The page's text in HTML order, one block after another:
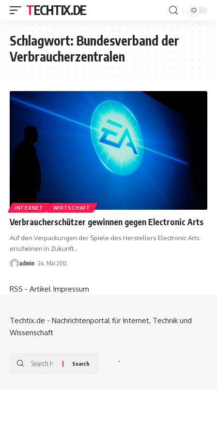
TECHTIX.DE
Schlagwort:Bundesverband der
Verbraucherzentralen
INTERNET WIRTSCHAFT
Verbraucherschützer gewinnen gegen Electronic Arts
Auf den Verpackungen der Spiele des Herstellers Electronic Arts
erscheinen in Zukunft…
admin 24. Mai 2012
RSS - Artikel Impressum
Techtix.de - Nachrichtenportal für Internet, Technik und
Wissenschaft
.